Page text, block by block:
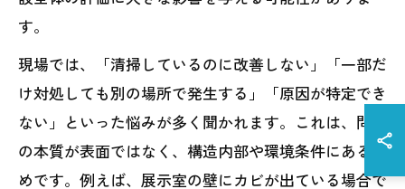
す。
現場では、「清掃しているのに改善しない」「一部だ
け対処しても別の場所で発生する」「原因が特定でき
ない」といった悩みが多く聞かれます。これは、問題
の本質が表面ではなく、構造内部や環境条件にあるた
めです。例えば、展示室の壁にカビが出ている場合で